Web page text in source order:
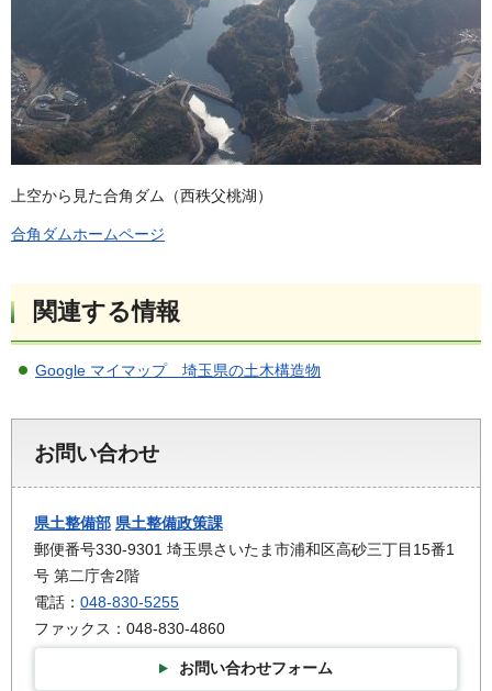
上空から見た合角ダム（西秩父桃湖）
合角ダムホームページ
関連する情報
Google マイマップ 埼玉県の土木構造物
お問い合わせ
県土整備部 県土整備政策課
郵便番号330-9301 埼玉県さいたま市浦和区高砂三丁目15番1
号 第二庁舎2階
電話： 048-830-5255
ファックス：048-830-4860
お問い合わせフォーム